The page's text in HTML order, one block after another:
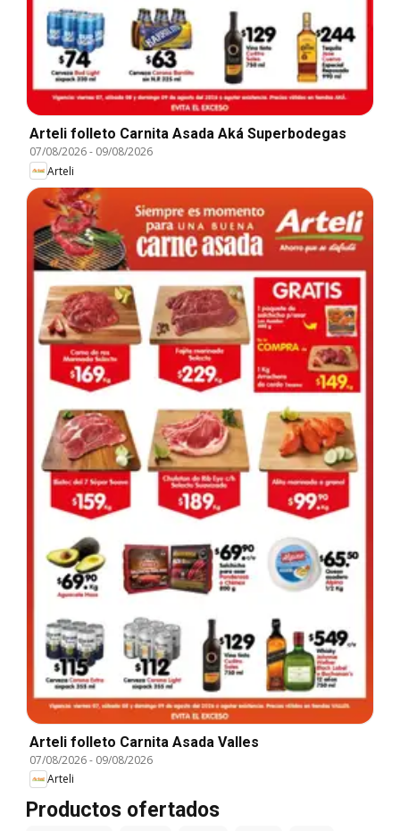
Arteli folleto Carnita Asada Aká Superbodegas
07/08/2026- 09/08/2026
Arteli
Arteli folleto Carnita Asada Valles
07/08/2026- 09/08/2026
Arteli
Productos ofertados